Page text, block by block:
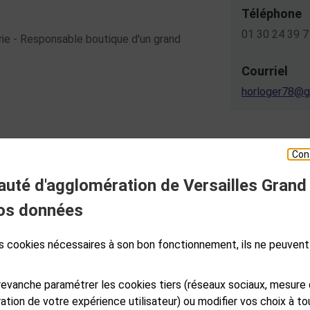
d'agglomération de Versailles Grand
données
cookies nécessaires à son bon fonctionnement, ils ne
paramétrer les cookies tiers (réseaux sociaux, mesure
de votre expérience utilisateur) ou modifier vos choix à
- Responsable boutique d'un grand
Téléphone
01 30 24 39
Courriel
ESPACE PRESSE
PLAN DE SITE ACCESSIBILITÉ NUMÉRIQUE
GESTION DES COOKIES